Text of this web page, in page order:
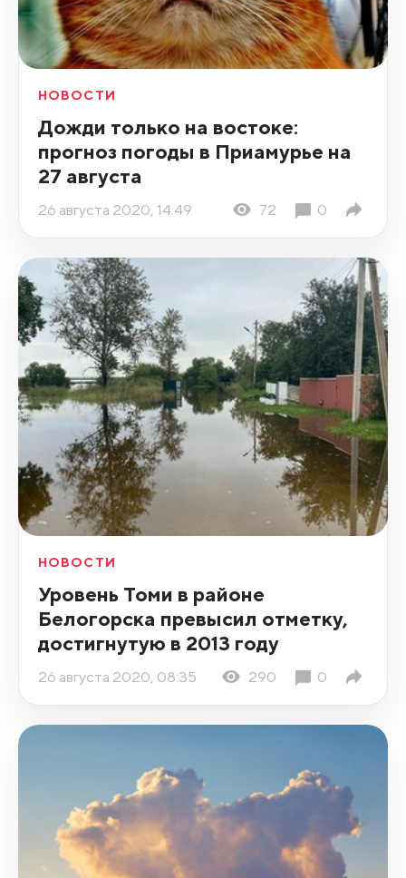
НОВОСТИ
Дожди только на востоке:
прогноз погоды в Приамурье на
27 августа
26 августа 2020, 14:49 72 0
НОВОСТИ
Уровень Томи в районе
Белогорска превысил отметку,
достигнутую в 2013 году
26 августа 2020, 08:35 290 0